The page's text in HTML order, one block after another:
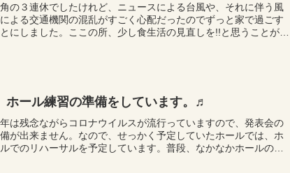
の３連休でしたけれど、ニュースによる台風や、それに伴う風
よる交通機関の混乱がすごく心配だったのでずっと家で過ごす
にしました。ここの所、少し食生活の見直しを!!と思うことが重
♬ ホール練習の準備をしています。♬
は残念ながらコロナウイルスが流行っていますので、発表会の
が出来ません。なので、せっかく予定していたホールでは、ホ
でのリハーサルを予定しています。普段、なかなかホールのピ